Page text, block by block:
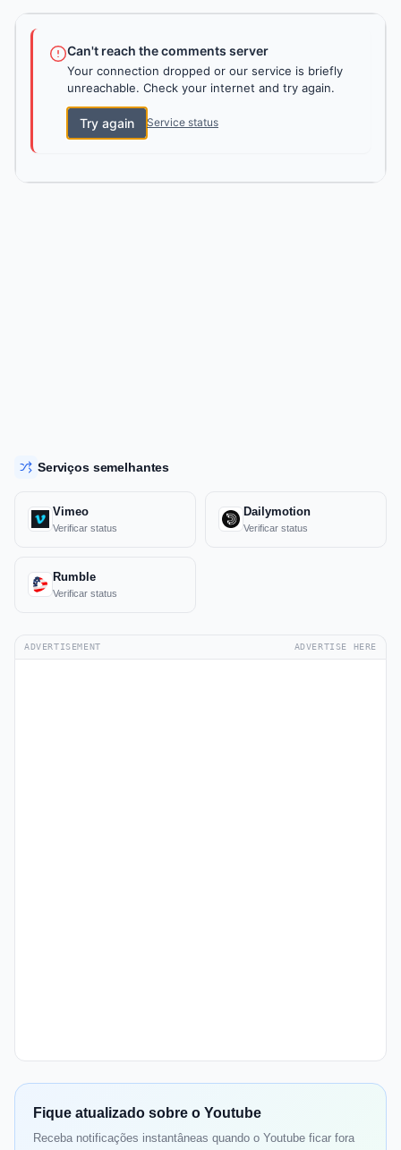
Can't reach the comments server
Your connection dropped or our service is briefly
unreachable. Check your internet and try again.
Try again Service status
Serviços semelhantes
Vimeo
Verificar status
Dailymotion
Verificar status
Rumble
Verificar status
ADVERTISEMENT ADVERTISE HERE
Fique atualizado sobre o Youtube
Receba notificações instantâneas quando o Youtube ficar fora